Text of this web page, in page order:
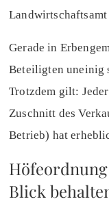
Gerade in
Beteiligten uneinig
Trotzdem gilt:
Zuschnitt des
Betrieb) hat
Blick